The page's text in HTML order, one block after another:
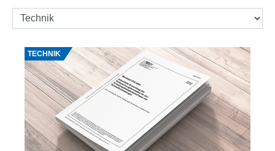
TECHNIK
Quelle:alperdostal/stock.adobe.com